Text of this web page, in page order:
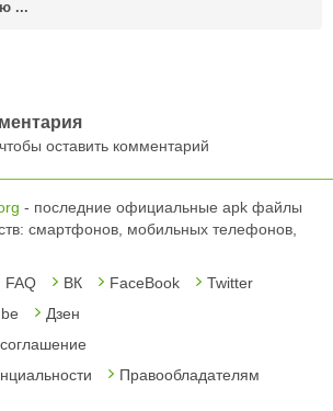
...
оставить комментарий
- последние официальные apk файлы
смартфонов, мобильных телефонов,
FAQ ВК FaceBook
Twitter
Дзен
Правообладателям